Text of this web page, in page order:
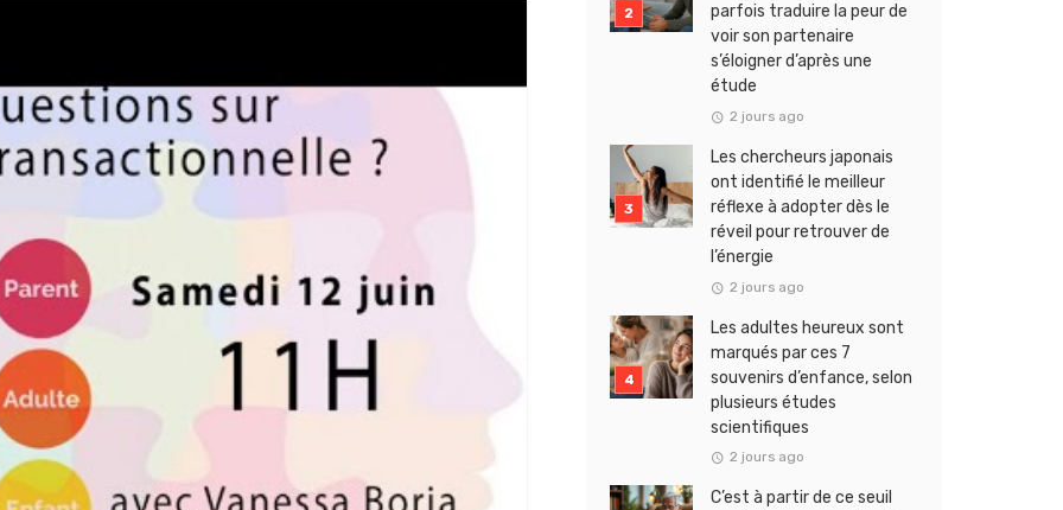
parfois traduire la peur de
voir son partenaire
s’éloigner d’après une
étude
2 jours ago
Les chercheurs japonais
ont identifié le meilleur
réflexe à adopter dès le
réveil pour retrouver de
l’énergie
2 jours ago
Les adultes heureux sont
marqués par ces 7
souvenirs d’enfance, selon
plusieurs études
scientifiques
2 jours ago
C’est à partir de ce seuil